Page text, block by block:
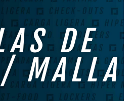
DE
MALLA